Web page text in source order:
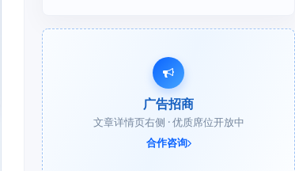
广告招商
文章详情页右侧 · 优质席位开放中
合作咨询